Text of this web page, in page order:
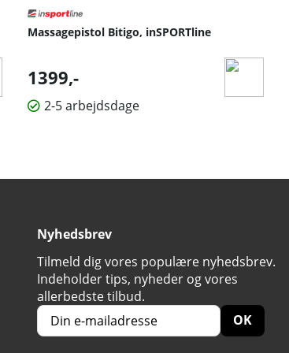
Massagepistol Bitigo, inSPORTline
1399,-
2-5 arbejdsdage
Nyhedsbrev
Tilmeld dig vores populære nyhedsbrev.
Indeholder tips, nyheder og vores
allerbedste tilbud.
OK